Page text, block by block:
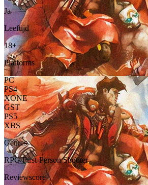
Ja
Leeftijd
18+
Platforms
PC
PS4
XONE
GST
PS5
XBS
Genres
RPG First-Person Shooter
Reviewscore